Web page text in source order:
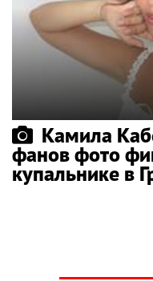
Камила
фанов фото
купальнике в